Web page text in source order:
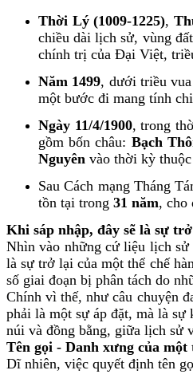
Thời Lý (1009-1225),
chiều dài lịch sử, vùng
chính trị của Đại Việt,
Năm 1499, dưới triều
một bước đi mang tính
Ngày 11/4/1900, trong
gồm bốn châu: Bạch
Nguyên vào thời kỳ
Sau Cách mạng Tháng
tồn tại trong 31 năm, cho
Khi sáp nhập, đây sẽ là sự
Nhìn vào những cứ liệu lịch sử
là sự trở lại của một thể chế
số giai đoạn bị phân tách do
Chính vì thế, như câu chuyện
phải là một sự áp đặt, mà là
núi và đồng bằng, giữa lịch sử
Tên gọi - Danh xưng của
Dĩ nhiên, việc quyết định tên